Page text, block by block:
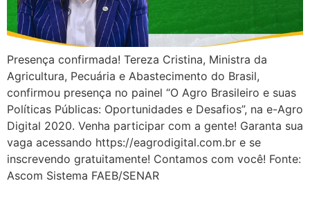
Presença confirmada! Tereza Cristina, Ministra da
Agricultura, Pecuária e Abastecimento do Brasil,
confirmou presença no painel “O Agro Brasileiro e suas
Políticas Públicas: Oportunidades e Desafios”, na e-Agro
Digital 2020. Venha participar com a gente! Garanta sua
vaga acessando https://eagrodigital.com.br e se
inscrevendo gratuitamente! Contamos com você! Fonte:
Ascom Sistema FAEB/SENAR